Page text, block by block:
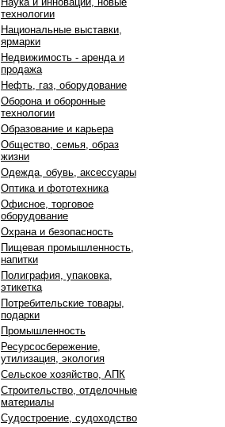
технологии
Национальные выставки,
ярмарки
Недвижимость - аренда и
продажа
Нефть, газ, оборудование
Оборона и оборонные
технологии
Образование и карьера
Общество, семья, образ
жизни
Одежда, обувь, аксессуары
Оптика и фототехника
Офисное, торговое
оборудование
Охрана и безопасность
Пищевая промышленность,
напитки
Полиграфия, упаковка,
этикетка
Потребительские товары,
подарки
Промышленность
Ресурсосбережение,
утилизация, экология
Сельское хозяйство, АПК
Строительство, отделочные
материалы
Судостроение, судоходство